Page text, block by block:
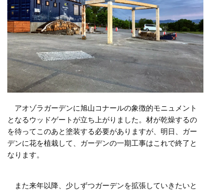
アオゾラガーデンに旭山コナールの象徴的モニュメント
となるウッドゲートが立ち上がりました。材が乾燥するの
を待ってこのあと塗装する必要がありますが、明日、ガー
デンに花を植栽して、ガーデンの一期工事はこれで終了と
なります。
また来年以降、少しずつガーデンを拡張していきたいと